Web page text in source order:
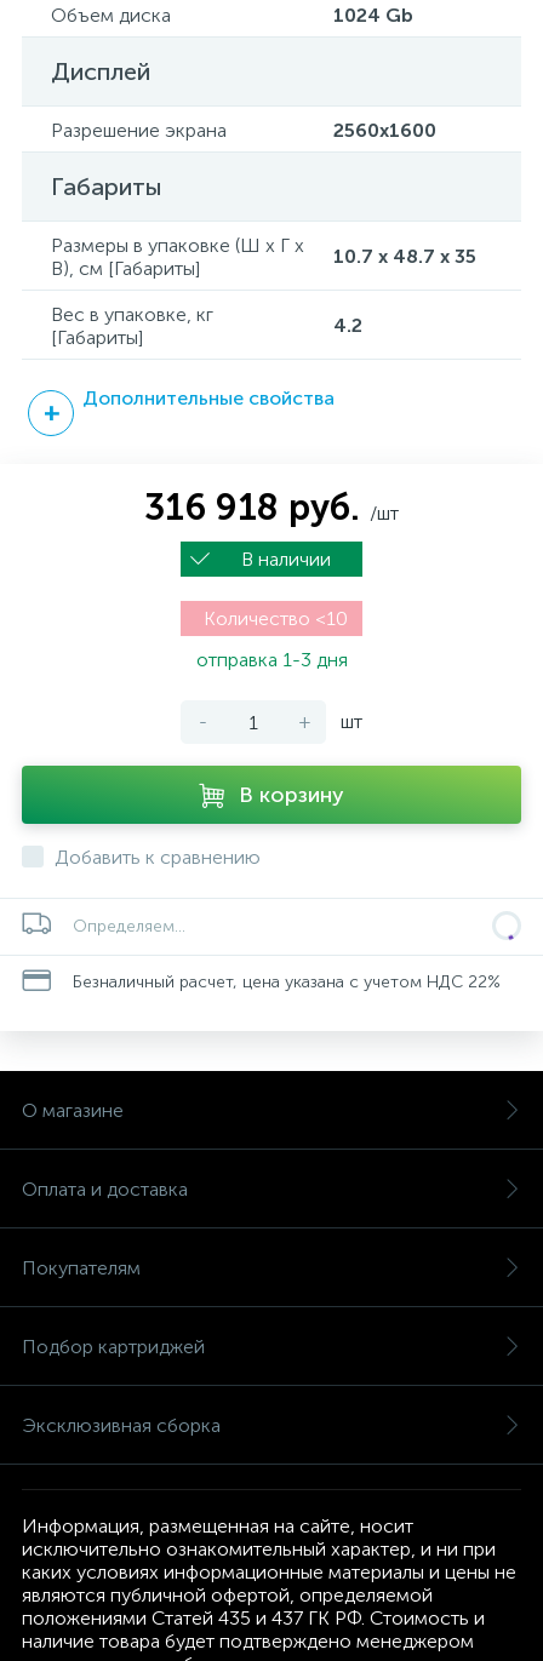
Объем диска
1024 Gb
Дисплей
Разрешение экрана 2560x1600
Габариты
Размеры в упаковке (Ш x Г x
В), см [Габариты]
10.7 x 48.7 x 35
Вес в упаковке, кг
[Габариты]
4.2
Дополнительные свойства
316 918 руб. /шт
В наличии
Количество <10
отправка 1-3 дня
- + шт
В корзину
Добавить к сравнению
Определяем...
Безналичный расчет, цена указана с учетом НДС 22%
О магазине
Оплата и доставка
Покупателям
Подбор картриджей
Эксклюзивная сборка
Информация, размещенная на сайте, носит
исключительно ознакомительный характер, и ни при
каких условиях информационные материалы и цены не
являются публичной офертой, определяемой
положениями Статей 435 и 437 ГК РФ. Стоимость и
наличие товара будет подтверждено менеджером